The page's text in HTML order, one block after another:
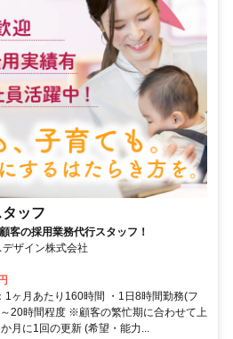
ッフ
客の採用業務代行スタッフ！
ザイン株式会社
1ヶ月あたり160時間 ・1日8時間勤務(フ
20時間程度 ※顧客の繁忙期に合わせて上
月に1回の更新 (希望・能力...